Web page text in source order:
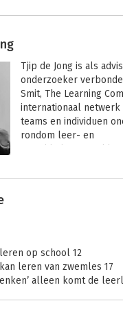
Tjip de Jong is als
onderzoeker
Smit, The Learning
internationaal netwerk
teams en individuen
rondom leer- en
dieper inging op de
innovatie. Daarnaast
Twente en de
In zijn advieswerk
het perspectief van
organisatie. Niet
door Tjip
op school 12
leren van zwemles 17
alleen komt de